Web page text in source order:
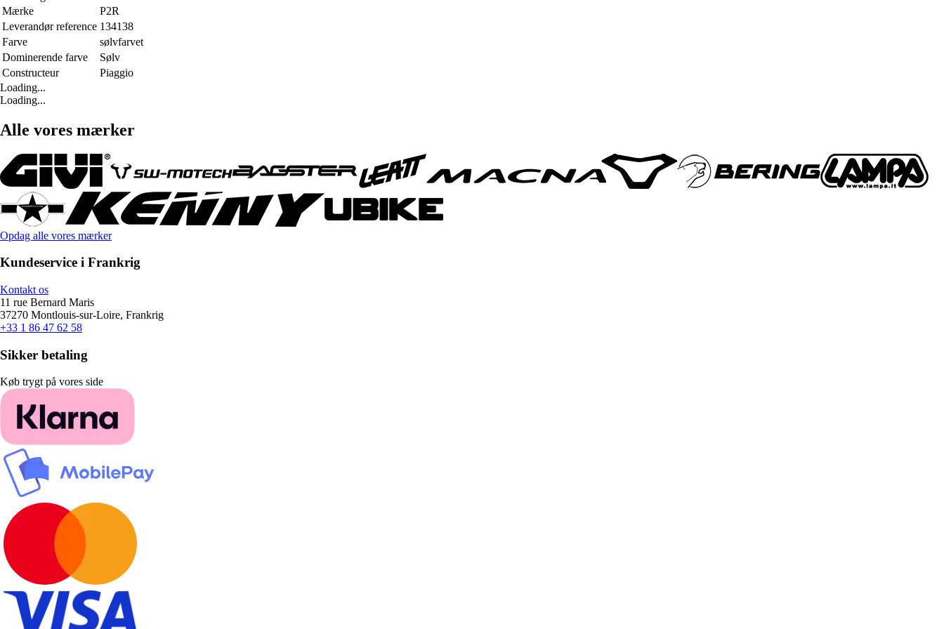
Mærke
P2R
Leverandør reference 134138
Farve
sølvfarvet
Dominerende farve
Sølv
Constructeur
Piaggio
Loading...
Loading...
Alle vores mærker
Opdag alle vores mærker
Kundeservice i Frankrig
Kontakt os
11 rue Bernard Maris
37270 Montlouis-sur-Loire, Frankrig
+33 1 86 47 62 58
Sikker betaling
Køb trygt på vores side